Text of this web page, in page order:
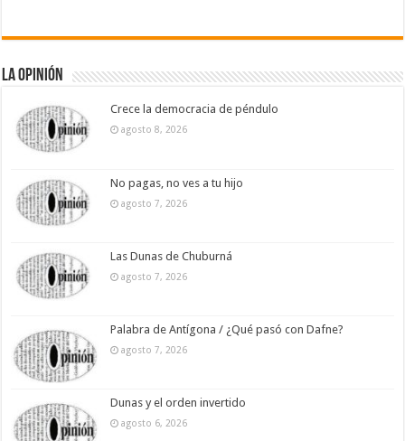
La Opinión
Crece la democracia de péndulo
agosto 8, 2026
No pagas, no ves a tu hijo
agosto 7, 2026
Las Dunas de Chuburná
agosto 7, 2026
Palabra de Antígona / ¿Qué pasó con Dafne?
agosto 7, 2026
Dunas y el orden invertido
agosto 6, 2026